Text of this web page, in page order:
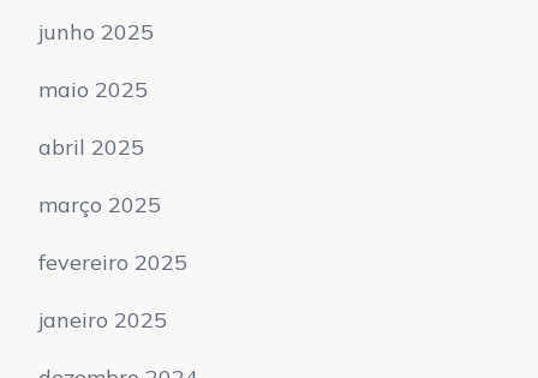
junho 2025
maio 2025
abril 2025
março 2025
fevereiro 2025
janeiro 2025